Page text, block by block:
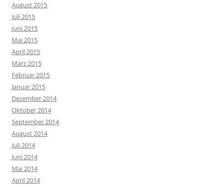
August 2015
Juli 2015
Juni 2015
Mai 2015
April 2015
März 2015
Februar 2015
Januar 2015
Dezember 2014
Oktober 2014
September 2014
August 2014
Juli 2014
Juni 2014
Mai 2014
April 2014